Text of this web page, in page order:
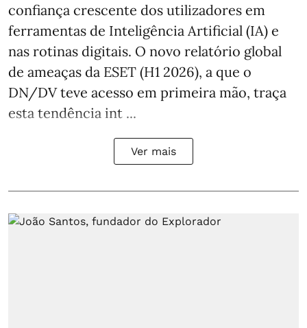
confiança crescente dos utilizadores em
ferramentas de Inteligência Artificial (IA) e
nas rotinas digitais. O novo relatório global
de ameaças da ESET (H1 2026), a que o
DN/DV teve acesso em primeira mão, traça
esta tendência int ...
Ver mais